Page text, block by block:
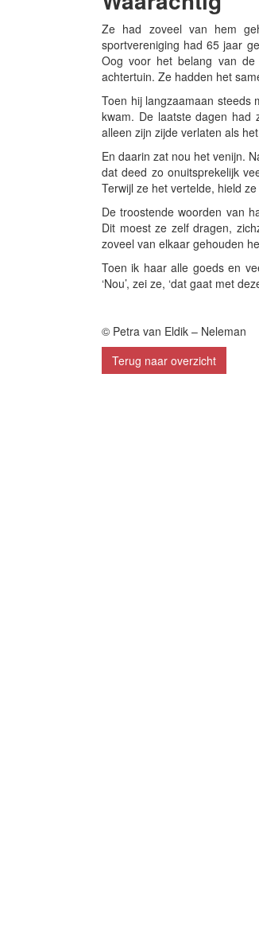
Ze had zoveel van hem
sportvereniging had 65 jaar
Oog voor het belang van
achtertuin. Ze hadden het
Toen hij langzaamaan steeds
kwam. De laatste dagen had
alleen zijn zijde verlaten als
En daarin zat nou het venijn.
dat deed zo onuitsprekelijk
Terwijl ze het vertelde, hield
De troostende woorden van
Dit moest ze zelf dragen,
zoveel van elkaar gehouden
Toen ik haar alle goeds en
‘Nou’, zei ze, ‘dat gaat met
© Petra van Eldik – Neleman
Terug naar overzicht